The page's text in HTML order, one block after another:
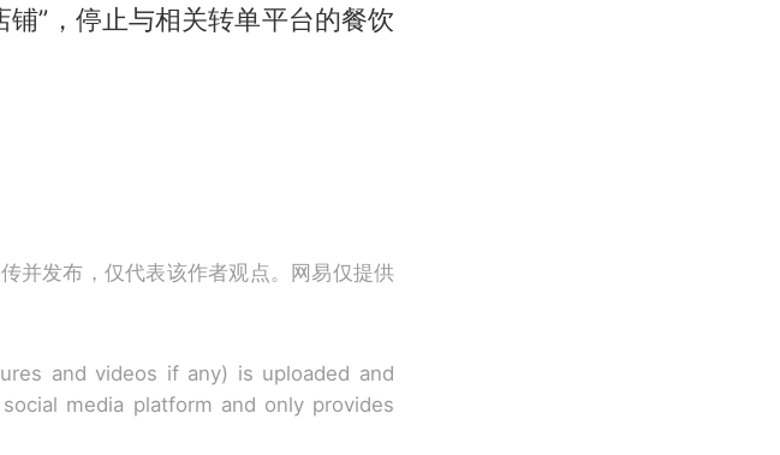
”，停止与相关转单平台的餐饮
并发布，仅代表该作者观点。网易仅提供
and videos if any) is uploaded and
media platform and only provides